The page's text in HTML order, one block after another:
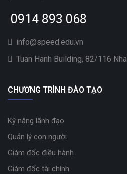
0914 893 068
info@speed.edu.vn
Tuan Hanh Building, 82/116
CHƯƠNG TRÌNH ĐÀO TẠO
Kỹ năng lãnh đạo
Quản lý con người
Giám đốc điều hành
Giám đốc tài chính